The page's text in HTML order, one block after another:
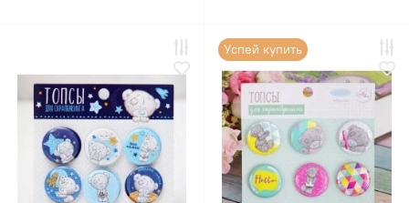
Успей купить